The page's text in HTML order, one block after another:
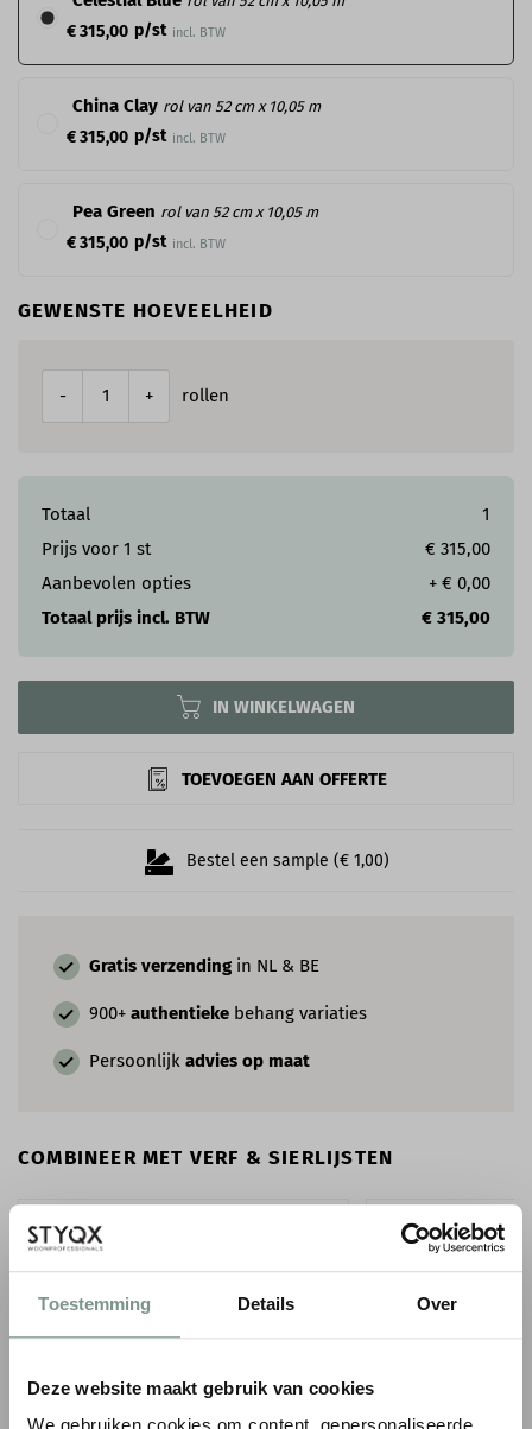
Toestemming Details Over
Deze website maakt gebruik van cookies
Gratis verzending in NL & BE
900+ authentieke behang variaties
Persoonlijk advies op maat
COMBINEER MET VERF & SIERLIJSTEN
€ 315,00 p/st incl. BTW
China Clay rol van 52 cm x 10,05 m
€ 315,00 p/st incl. BTW
Pea Green rol van 52 cm x 10,05 m
€ 315,00 p/st incl. BTW
GEWENSTE HOEVEELHEID
- + rollen
Totaal
1
Prijs voor 1 st
€ 315,00
Aanbevolen opties
+ € 0,00
Totaal prijs incl. BTW
€ 315,00
Bestel een sample (€ 1,00)
IN WINKELWAGEN
TOEVOEGEN AAN OFFERTE